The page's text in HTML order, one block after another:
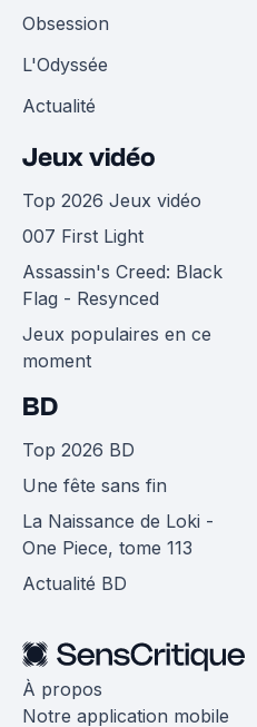
Obsession
L'Odyssée
Actualité
Jeux vidéo
Top 2026 Jeux vidéo
007 First Light
Assassin's Creed: Black
Flag - Resynced
Jeux populaires en ce
moment
BD
Top 2026 BD
Une fête sans fin
La Naissance de Loki -
One Piece, tome 113
Actualité BD
À propos
Notre application mobile